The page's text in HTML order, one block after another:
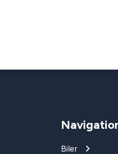
Biler